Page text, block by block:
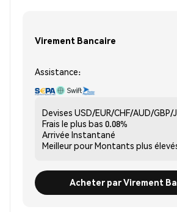
Virement Bancaire
Assistance:
Devises USD/EUR/CHF/AUD/GBP/
Frais le plus bas 0.08%
Arrivée Instantané
Meilleur pourMontants plus
Acheter par Virement